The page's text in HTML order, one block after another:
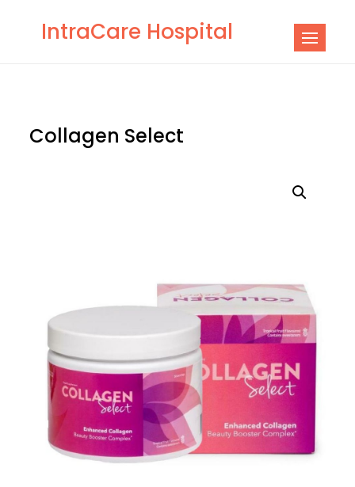
IntraCare Hospital
Collagen Select